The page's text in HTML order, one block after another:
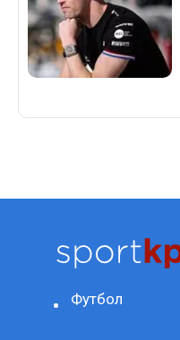
Футбол